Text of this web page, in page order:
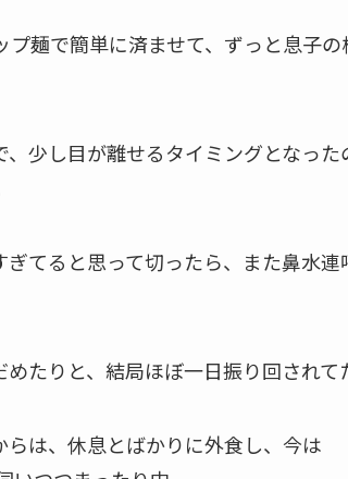
麺で簡単に済ませて、ずっと息子の
少し目が離せるタイミングとなった
てると思って切ったら、また鼻水連
たりと、結局ほぼ一日振り回されて
は、休息とばかりに外食し、今は